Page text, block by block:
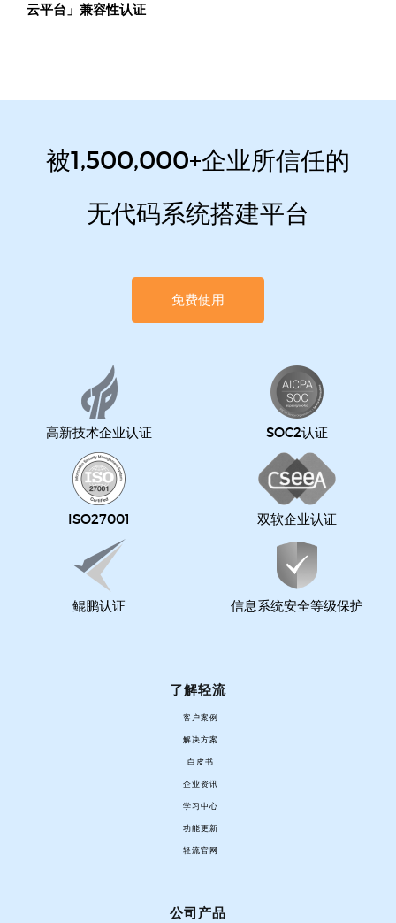
云平台」兼容性认证
被1,500,000+企业所信任的
无代码系统搭建平台
免费使用
高新技术企业认证 SOC2认证
ISO27001 双软企业认证
鲲鹏认证 信息系统安全等级保护
了解轻流
客户案例
解决方案
白皮书
企业资讯
学习中心
功能更新
轻流官网
公司产品